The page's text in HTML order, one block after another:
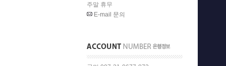
주말 휴무
E-mail 문의